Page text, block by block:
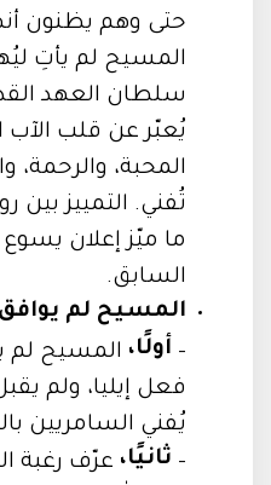
حتى وهم يظنون
المسيح لم يأتِ
سلطان العهد
يُعبّر عن قلب الآب
المحبة، والرحمة،
تُفني. التمييز بين
ما ميّز إعلان يسوع
السابق.
المسيح لم
- أولًا، المسيح لم
فعل إيليا، ولم
يُفني السامريين
- ثانيًا، عرّف رغبة